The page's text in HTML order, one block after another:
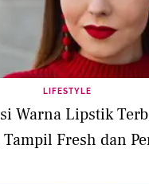
LIFESTYLE
Warna Lipstik
Fresh dan